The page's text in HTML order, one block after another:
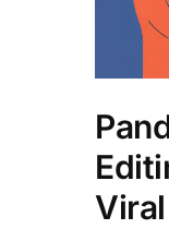
Viral